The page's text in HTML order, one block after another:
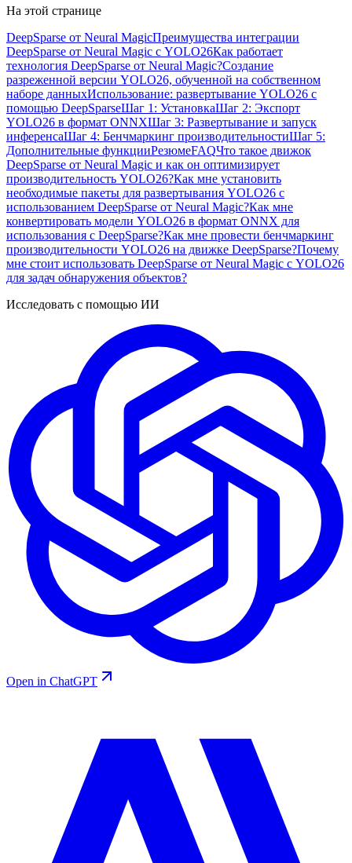
На этой странице
DeepSparse от Neural MagicПреимущества интеграции
DeepSparse от Neural Magic с YOLO26Как работает
технология DeepSparse от Neural Magic?Создание
разреженной версии YOLO26, обученной на собственном
наборе данныхИспользование: развертывание YOLO26 с
помощью DeepSparseШаг 1: УстановкаШаг 2: Экспорт
YOLO26 в формат ONNXШаг 3: Развертывание и запуск
инференсаШаг 4: Бенчмаркинг производительностиШаг 5:
Дополнительные функцииРезюмеFAQЧто такое движок
DeepSparse от Neural Magic и как он оптимизирует
производительность YOLO26?Как мне установить
необходимые пакеты для развертывания YOLO26 с
использованием DeepSparse от Neural Magic?Как мне
конвертировать модели YOLO26 в формат ONNX для
использования с DeepSparse?Как мне провести бенчмаркинг
производительности YOLO26 на движке DeepSparse?Почему
мне стоит использовать DeepSparse от Neural Magic с YOLO26
для задач обнаружения объектов?
Исследовать с помощью ИИ
Open in ChatGPT